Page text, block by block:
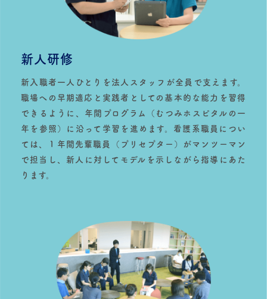
新人研修
新入職者一人ひとりを法人スタッフが全員で支えます。
職場への早期適応と実践者としての基本的な能力を習得
できるように、年間プログラム（むつみホスピタルの一
年を参照）に沿って学習を進めます。看護系職員につい
ては、１年間先輩職員（プリセプター）がマンツーマン
で担当し、新人に対してモデルを示しながら指導にあた
ります。